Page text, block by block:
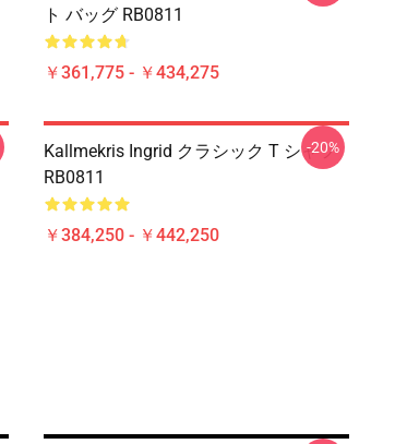
ト バッグ RB0811
￥361,775 - ￥434,275
Kallmekris Ingrid クラシック T シャツ
RB0811
￥384,250 - ￥442,250
-20%